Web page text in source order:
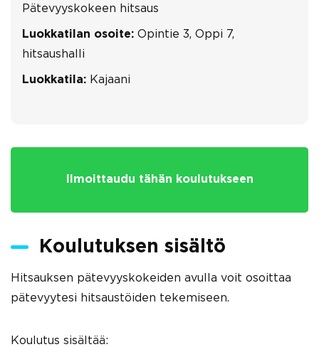
Pätevyyskokeen hitsaus
Luokkatilan osoite: Opintie 3, Oppi 7,
hitsaushalli
Luokkatila: Kajaani
Ilmoittaudu tähän koulutukseen
Koulutuksen sisältö
Hitsauksen pätevyyskokeiden avulla voit osoittaa
pätevyytesi hitsaustöiden tekemiseen.
Koulutus sisältää: